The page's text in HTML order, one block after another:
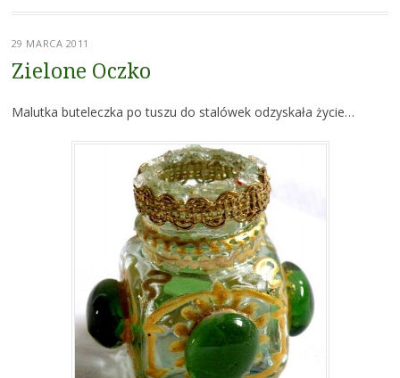
29 MARCA 2011
Zielone Oczko
Malutka buteleczka po tuszu do stalówek odzyskała życie…